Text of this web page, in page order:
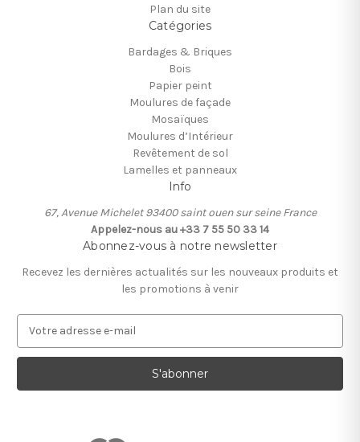
Plan du site
Catégories
Bardages & Briques
Bois
Papier peint
Moulures de façade
Mosaïques
Moulures d’Intérieur
Revêtement de sol
Lamelles et panneaux
Info
67, Avenue Michelet 93400 saint ouen sur seine France
Appelez-nous au +33 7 55 50 33 14
Abonnez-vous à notre newsletter
Recevez les dernières actualités sur les nouveaux produits et
les promotions à venir
r
s